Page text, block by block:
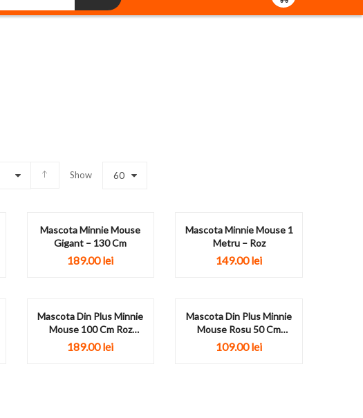
Show 60
Mascota Minnie Mouse
Gigant – 130 Cm
189.00lei
Mascota Minnie Mouse 1
Metru – Roz
149.00lei
Mascota Din Plus Minnie
Mouse 100 Cm Roz
Personalizata
189.00lei
Mascota Din Plus Minnie
Mouse Rosu 50 Cm
Personalizata
109.00lei